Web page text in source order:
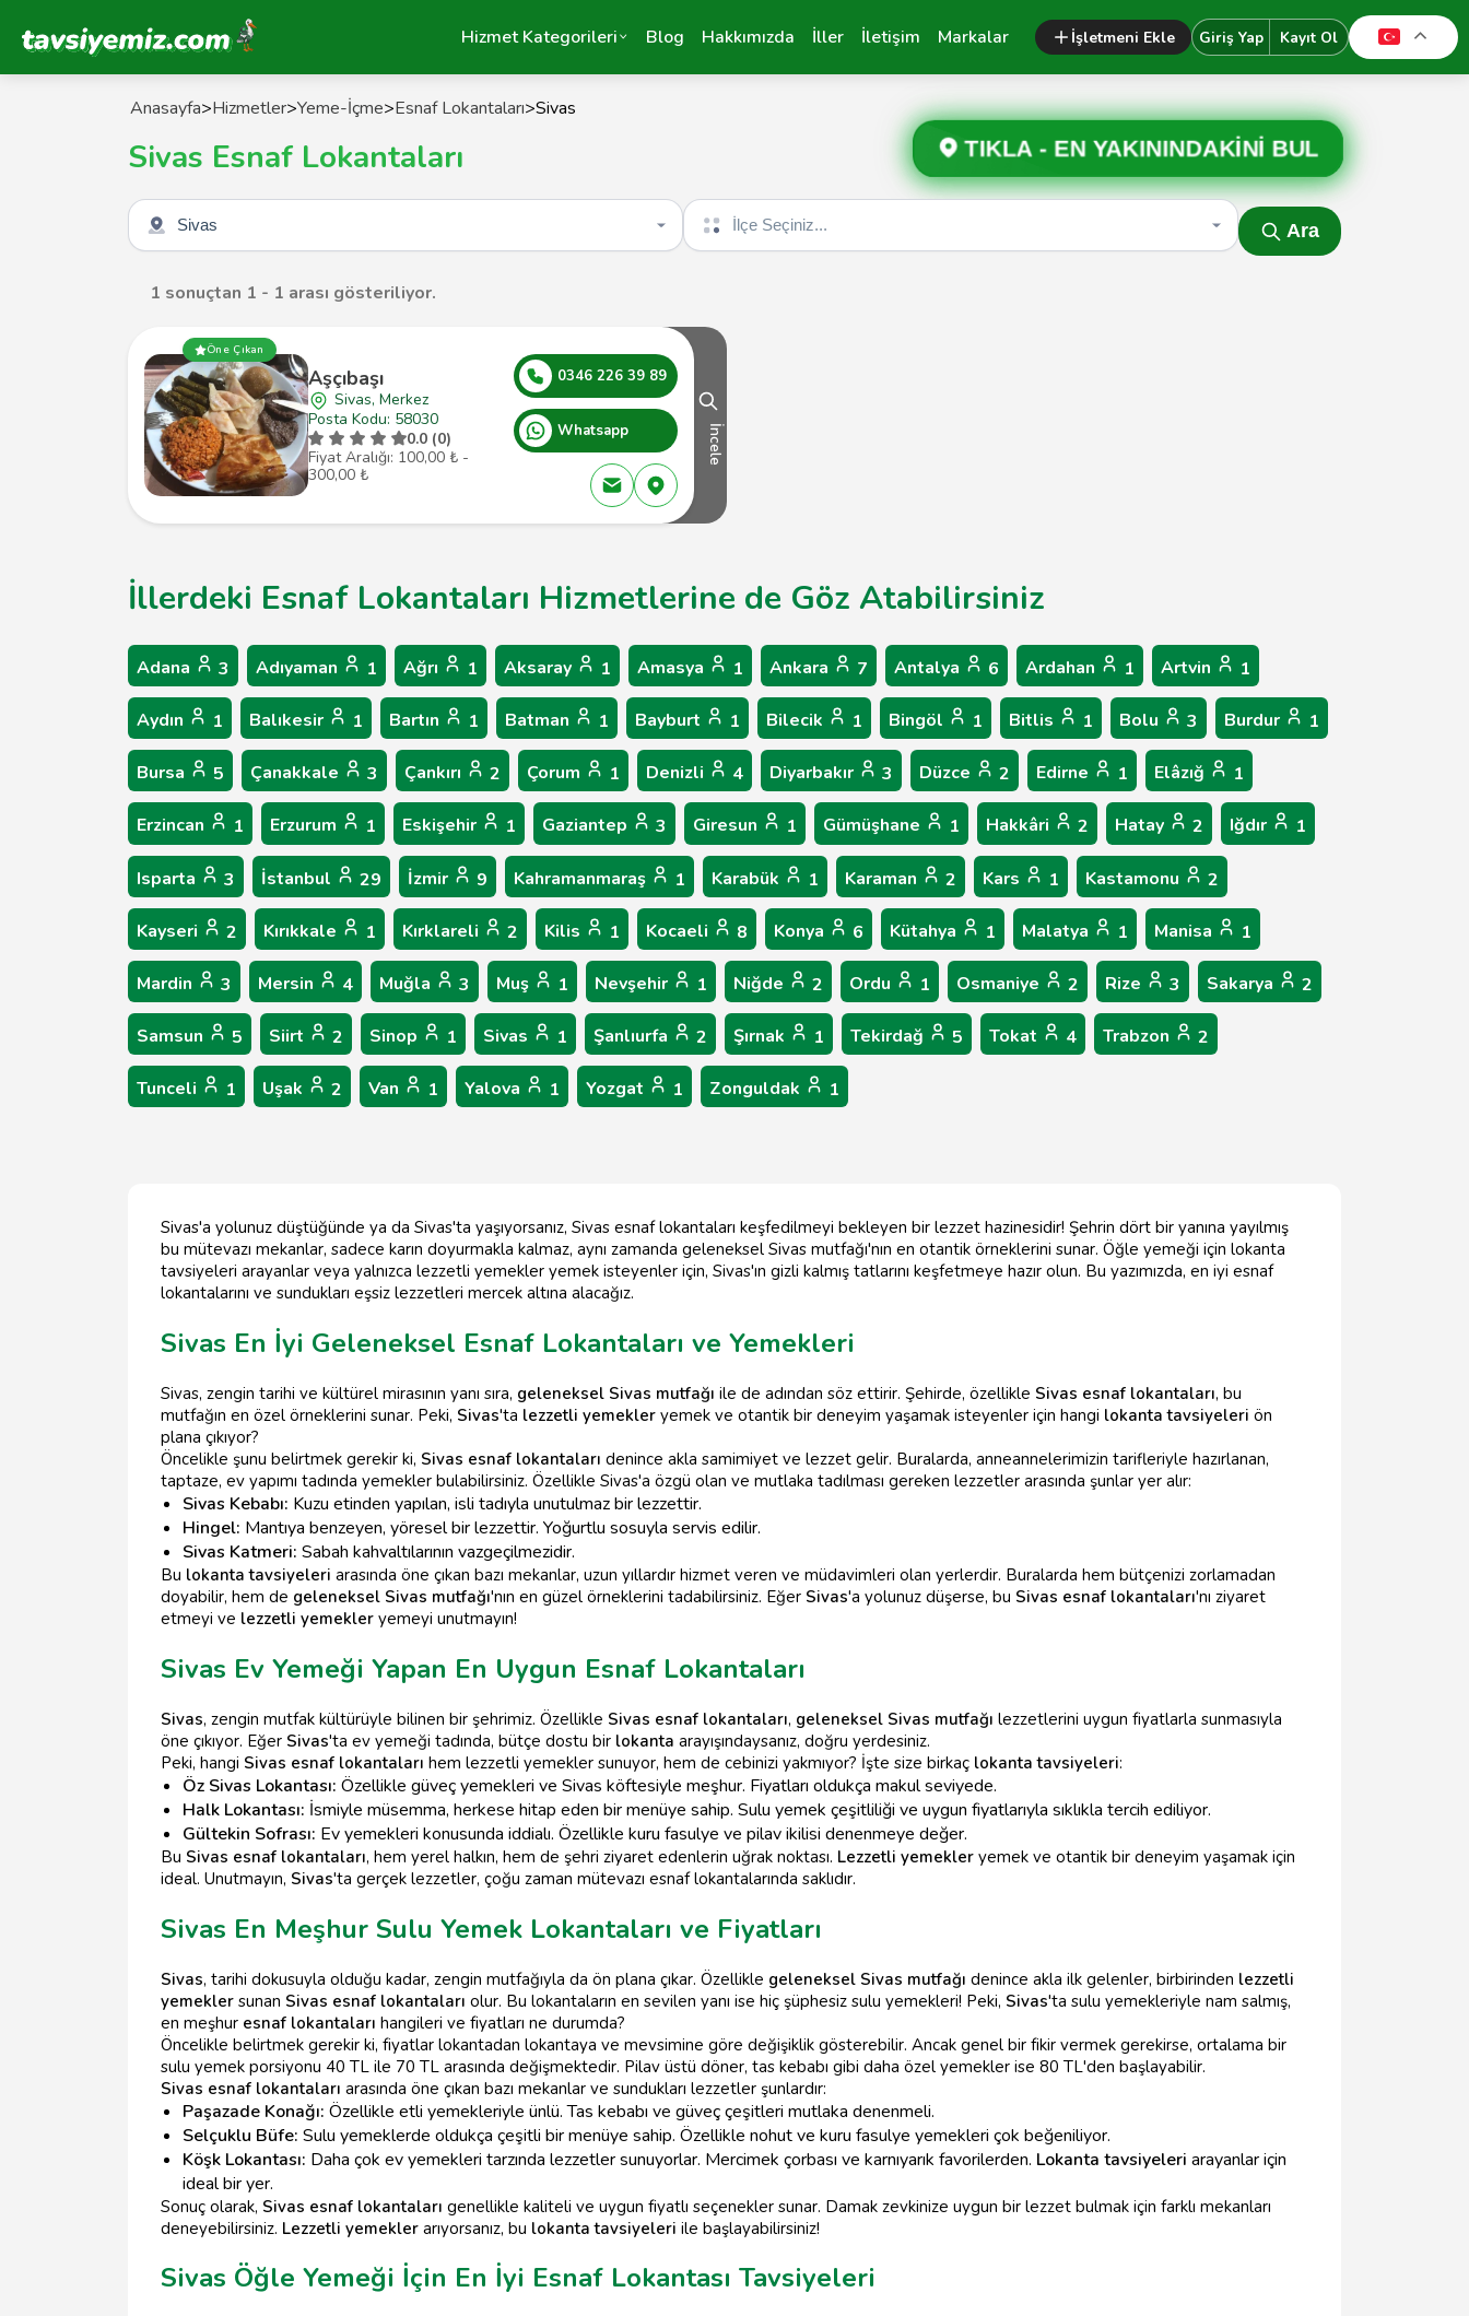
Tavsiyemiz Anasayfa Hizmet Kategorileri Blog Hakkımızda İller İletişim Markalar İşletmeni Ekle Giriş Yap Kayıt Ol
Anasayfa>Hizmetler>Yeme-İçme>Esnaf Lokantaları>Sivas
Sivas Esnaf Lokantaları TIKLA - EN YAKININDAKİNİ BUL
Şehir seçin İlçe seçin
Ara
1 sonuçtan 1 - 1 arası gösteriliyor.
Öne Çıkan
Aşçıbaşı
Sivas, Merkez
Posta Kodu: 58030
0.0 (0)
Fiyat Aralığı: 100,00 ₺ -
300,00 ₺
0346 226 39 89
Whatsapp İncele
İllerdeki Esnaf Lokantaları Hizmetlerine de Göz Atabilirsiniz
Adana 3 Adıyaman 1 Ağrı 1 Aksaray 1 Amasya 1 Ankara 7 Antalya 6 Ardahan 1 Artvin 1
Aydın 1 Balıkesir 1 Bartın 1 Batman 1 Bayburt 1 Bilecik 1 Bingöl 1 Bitlis 1 Bolu 3 Burdur 1
Bursa 5 Çanakkale 3 Çankırı 2 Çorum 1 Denizli 4 Diyarbakır 3 Düzce 2 Edirne 1 Elâzığ 1
Erzincan 1 Erzurum 1 Eskişehir 1 Gaziantep 3 Giresun 1 Gümüşhane 1 Hakkâri 2 Hatay 2 Iğdır 1
Isparta 3 İstanbul 29 İzmir 9 Kahramanmaraş 1 Karabük 1 Karaman 2 Kars 1 Kastamonu 2
Kayseri 2 Kırıkkale 1 Kırklareli 2 Kilis 1 Kocaeli 8 Konya 6 Kütahya 1 Malatya 1 Manisa 1
Mardin 3 Mersin 4 Muğla 3 Muş 1 Nevşehir 1 Niğde 2 Ordu 1 Osmaniye 2 Rize 3 Sakarya 2
Samsun 5 Siirt 2 Sinop 1 Sivas 1 Şanlıurfa 2 Şırnak 1 Tekirdağ 5 Tokat 4 Trabzon 2
Tunceli 1 Uşak 2 Van 1 Yalova 1 Yozgat 1 Zonguldak 1
Sivas'a yolunuz düştüğünde ya da Sivas'ta yaşıyorsanız, Sivas esnaf lokantaları keşfedilmeyi bekleyen bir lezzet hazinesidir! Şehrin dört bir yanına yayılmış
bu mütevazı mekanlar, sadece karın doyurmakla kalmaz, aynı zamanda geleneksel Sivas mutfağı'nın en otantik örneklerini sunar. Öğle yemeği için lokanta
tavsiyeleri arayanlar veya yalnızca lezzetli yemekler yemek isteyenler için, Sivas'ın gizli kalmış tatlarını keşfetmeye hazır olun. Bu yazımızda, en iyi esnaf
lokantalarını ve sundukları eşsiz lezzetleri mercek altına alacağız.
Sivas En İyi Geleneksel Esnaf Lokantaları ve Yemekleri
Sivas, zengin tarihi ve kültürel mirasının yanı sıra, geleneksel Sivas mutfağı ile de adından söz ettirir. Şehirde, özellikle Sivas esnaf lokantaları, bu
mutfağın en özel örneklerini sunar. Peki, Sivas'ta lezzetli yemekler yemek ve otantik bir deneyim yaşamak isteyenler için hangi lokanta tavsiyeleri ön
plana çıkıyor?
Öncelikle şunu belirtmek gerekir ki, Sivas esnaf lokantaları denince akla samimiyet ve lezzet gelir. Buralarda, anneannelerimizin tarifleriyle hazırlanan,
taptaze, ev yapımı tadında yemekler bulabilirsiniz. Özellikle Sivas'a özgü olan ve mutlaka tadılması gereken lezzetler arasında şunlar yer alır:
Sivas Kebabı: Kuzu etinden yapılan, isli tadıyla unutulmaz bir lezzettir.
Hingel: Mantıya benzeyen, yöresel bir lezzettir. Yoğurtlu sosuyla servis edilir.
Sivas Katmeri: Sabah kahvaltılarının vazgeçilmezidir.
Bu lokanta tavsiyeleri arasında öne çıkan bazı mekanlar, uzun yıllardır hizmet veren ve müdavimleri olan yerlerdir. Buralarda hem bütçenizi zorlamadan
doyabilir, hem de geleneksel Sivas mutfağı'nın en güzel örneklerini tadabilirsiniz. Eğer Sivas'a yolunuz düşerse, bu Sivas esnaf lokantaları'nı ziyaret
etmeyi ve lezzetli yemekler yemeyi unutmayın!
Sivas Ev Yemeği Yapan En Uygun Esnaf Lokantaları
Sivas, zengin mutfak kültürüyle bilinen bir şehrimiz. Özellikle Sivas esnaf lokantaları, geleneksel Sivas mutfağı lezzetlerini uygun fiyatlarla sunmasıyla
öne çıkıyor. Eğer Sivas'ta ev yemeği tadında, bütçe dostu bir lokanta arayışındaysanız, doğru yerdesiniz.
Peki, hangi Sivas esnaf lokantaları hem lezzetli yemekler sunuyor, hem de cebinizi yakmıyor? İşte size birkaç lokanta tavsiyeleri:
Öz Sivas Lokantası: Özellikle güveç yemekleri ve Sivas köftesiyle meşhur. Fiyatları oldukça makul seviyede.
Halk Lokantası: İsmiyle müsemma, herkese hitap eden bir menüye sahip. Sulu yemek çeşitliliği ve uygun fiyatlarıyla sıklıkla tercih ediliyor.
Gültekin Sofrası: Ev yemekleri konusunda iddialı. Özellikle kuru fasulye ve pilav ikilisi denenmeye değer.
Bu Sivas esnaf lokantaları, hem yerel halkın, hem de şehri ziyaret edenlerin uğrak noktası. Lezzetli yemekler yemek ve otantik bir deneyim yaşamak için
ideal. Unutmayın, Sivas'ta gerçek lezzetler, çoğu zaman mütevazı esnaf lokantalarında saklıdır.
Sivas En Meşhur Sulu Yemek Lokantaları ve Fiyatları
Sivas, tarihi dokusuyla olduğu kadar, zengin mutfağıyla da ön plana çıkar. Özellikle geleneksel Sivas mutfağı denince akla ilk gelenler, birbirinden lezzetli
yemekler sunan Sivas esnaf lokantaları olur. Bu lokantaların en sevilen yanı ise hiç şüphesiz sulu yemekleri! Peki, Sivas'ta sulu yemekleriyle nam salmış,
en meşhur esnaf lokantaları hangileri ve fiyatları ne durumda?
Öncelikle belirtmek gerekir ki, fiyatlar lokantadan lokantaya ve mevsimine göre değişiklik gösterebilir. Ancak genel bir fikir vermek gerekirse, ortalama bir
sulu yemek porsiyonu 40 TL ile 70 TL arasında değişmektedir. Pilav üstü döner, tas kebabı gibi daha özel yemekler ise 80 TL'den başlayabilir.
Sivas esnaf lokantaları arasında öne çıkan bazı mekanlar ve sundukları lezzetler şunlardır:
Paşazade Konağı: Özellikle etli yemekleriyle ünlü. Tas kebabı ve güveç çeşitleri mutlaka denenmeli.
Selçuklu Büfe: Sulu yemeklerde oldukça çeşitli bir menüye sahip. Özellikle nohut ve kuru fasulye yemekleri çok beğeniliyor.
Köşk Lokantası: Daha çok ev yemekleri tarzında lezzetler sunuyorlar. Mercimek çorbası ve karnıyarık favorilerden. Lokanta tavsiyeleri arayanlar için
ideal bir yer.
Sonuç olarak, Sivas esnaf lokantaları genellikle kaliteli ve uygun fiyatlı seçenekler sunar. Damak zevkinize uygun bir lezzet bulmak için farklı mekanları
deneyebilirsiniz. Lezzetli yemekler arıyorsanız, bu lokanta tavsiyeleri ile başlayabilirsiniz!
Sivas Öğle Yemeği İçin En İyi Esnaf Lokantası Tavsiyeleri